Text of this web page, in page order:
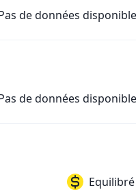
de données disponible
de données disponible
Equilibré